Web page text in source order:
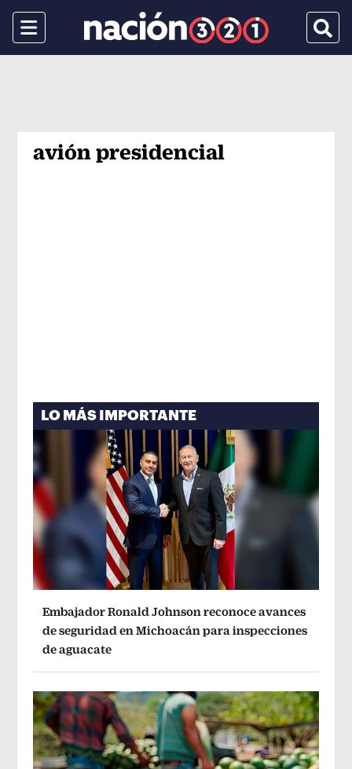
Menu
avión presidencial
LO MÁS IMPORTANTE
Embajador Ronald Johnson reconoce avances
de seguridad en Michoacán para inspecciones
de aguacate